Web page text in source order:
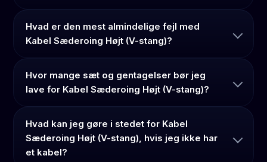
Hvad er den mest almindelige fejl med
Kabel Sæderoing Højt (V-stang)?
Hvor mange sæt og gentagelser bør jeg
lave for Kabel Sæderoing Højt (V-stang)?
Hvad kan jeg gøre i stedet for Kabel
Sæderoing Højt (V-stang), hvis jeg ikke har
et kabel?